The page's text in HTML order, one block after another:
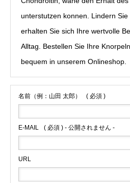
unterstutzen konnen. Lindern
erhalten Sie sich Ihre wertvolle
Alltag. Bestellen Sie Ihre
bequem in unserem Onlineshop.
名前（例：山田 太郎） ( 必須 )
E-MAIL ( 必須 ) - 公開されません -
URL